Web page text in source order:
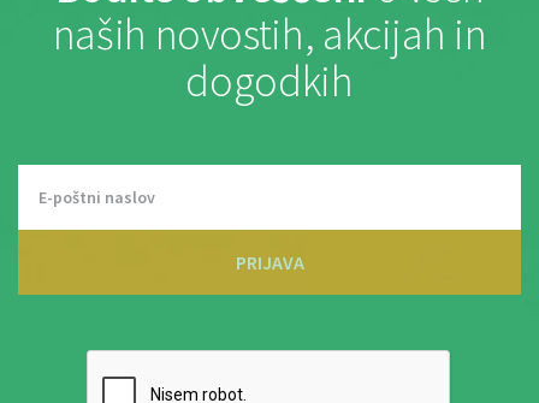
naših novostih, akcijah in
dogodkih
PRIJAVA